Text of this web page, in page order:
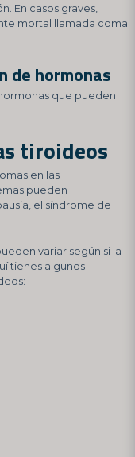
En casos graves,
mortal llamada coma
de hormonas
que pueden
tiroideos
en las
pueden
el síndrome de
variar según si la
tienes algunos